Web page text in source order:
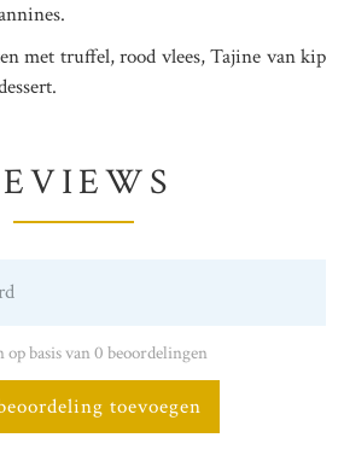
met truffel, rood vlees, Tajine van kip
op basis van 0 beoordelingen
toevoegen